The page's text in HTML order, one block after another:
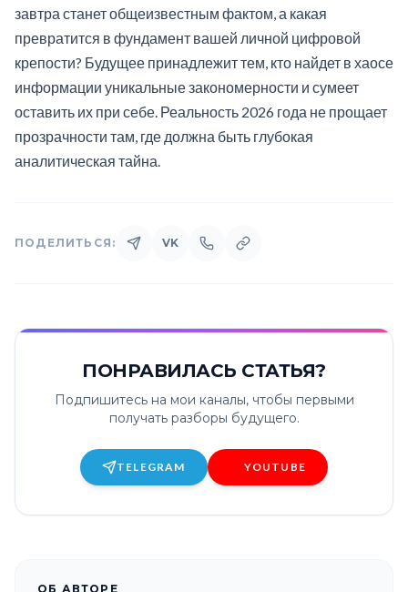
завтра станет общеизвестным фактом, а какая
превратится в фундамент вашей личной цифровой
крепости? Будущее принадлежит тем, кто найдет в хаосе
информации уникальные закономерности и сумеет
оставить их при себе. Реальность 2026 года не прощает
прозрачности там, где должна быть глубокая
аналитическая тайна.
ПОДЕЛИТЬСЯ: VK
ПОНРАВИЛАСЬ СТАТЬЯ?
Подпишитесь на мои каналы, чтобы первыми
получать разборы будущего.
TELEGRAM YOUTUBE
ОБ АВТОРЕ